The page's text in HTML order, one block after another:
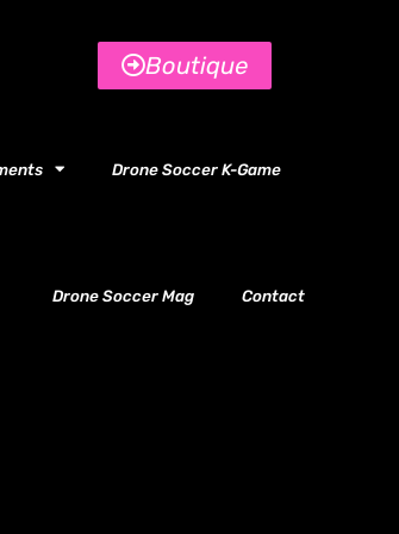
Boutique
Drone Soccer K-Game
Drone Soccer Mag Contact